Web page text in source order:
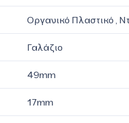
Οργανικό Πλαστικό ,
Γαλάζιο
49mm
17mm